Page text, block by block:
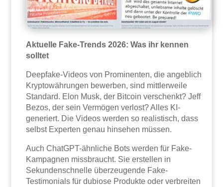
Aktuelle Fake-Trends 2026: Was ihr kennen
solltet
Deepfake-Videos von Prominenten, die angeblich
Kryptowährungen bewerben, sind mittlerweile
Standard. Elon Musk, der Bitcoin verschenkt? Jeff
Bezos, der sein Vermögen verlost? Alles KI-
generiert. Die Videos werden so realistisch, dass
selbst Experten genau hinsehen müssen.
Auch ChatGPT-ähnliche Bots werden für Fake-
Kampagnen missbraucht. Sie erstellen in
Sekundenschnelle überzeugende Fake-
Testimonials für dubiose Produkte oder verbreiten